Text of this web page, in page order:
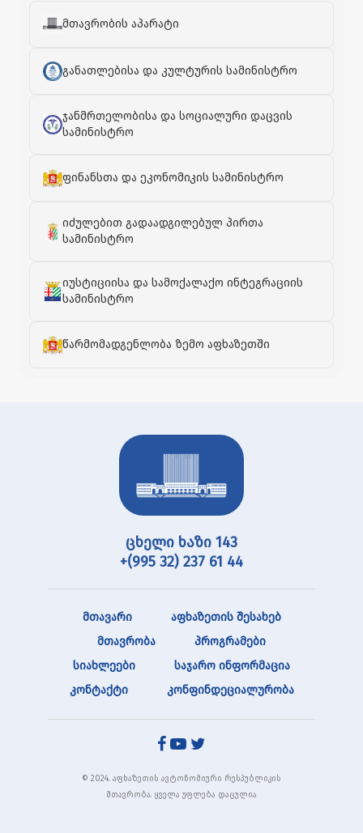
მთავრობის აპარატი
განათლებისა და კულტურის სამინისტრო
ჯანმრთელობისა და სოციალური დაცვის
სამინისტრო
ფინანსთა და ეკონომიკის სამინისტრო
იძულებით გადაადგილებულ პირთა
სამინისტრო
იუსტიციისა და სამოქალაქო ინტეგრაციის
სამინისტრო
წარმომადგენლობა ზემო აფხაზეთში
ცხელი ხაზი 143
+(995 32) 237 61 44
მთავარი
აფხაზეთის შესახებ
მთავრობა
პროგრამები
სიახლეები
საჯარო ინფორმაცია
კონტაქტი
კონფინდეციალურობა
© 2024. აფხაზეთის ავტონომიური რესპუბლიკის
მთავრობა. ყველა უფლება დაცულია